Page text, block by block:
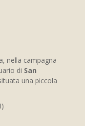
nella campagna
di San
una piccola